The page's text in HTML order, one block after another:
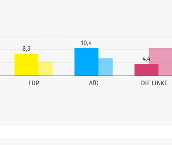
FDP AfD DIE LINKE
8,3
10,4
4,4